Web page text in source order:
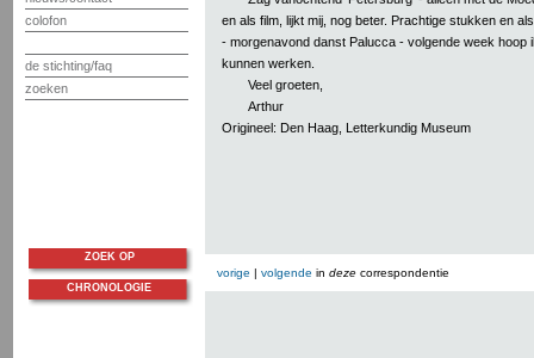
colofon
de stichting/faq
zoeken
en als film, lijkt mij, nog beter. Prachtige stukken en
- morgenavond danst Palucca - volgende week hoop
kunnen werken.
Veel groeten,
Arthur
Origineel: Den Haag, Letterkundig Museum
vorige | volgende in deze correspondentie
ZOEK OP
CHRONOLOGIE